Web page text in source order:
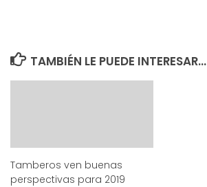
TAMBIÉN LE PUEDE INTERESAR...
Tamberos ven buenas
perspectivas para 2019